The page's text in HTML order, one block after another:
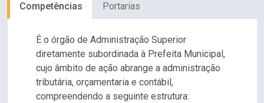
Competências Portarias
É o órgão de Administração Superior
diretamente subordinada à Prefeita Municipal,
cujo âmbito de ação abrange a administração
tributária, orçamentaria e contábil,
compreendendo a seguinte estrutura: